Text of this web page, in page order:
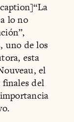
lo no
uno de los
esta
el
del